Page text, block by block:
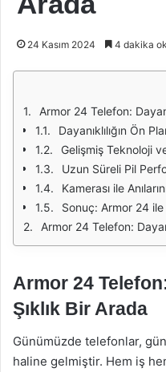
24 Kasım 2024 4 dakika
Armor 24 Telefon:
Dayanıklılığın Ön
Gelişmiş Teknoloji
Uzun Süreli Pil
Kamerası ile
Sonuç: Armor 24
Armor 24 Telefon:
Armor 24
Şıklık Bir Arada
Günümüzde telefonlar,
haline gelmiştir. Hem iş